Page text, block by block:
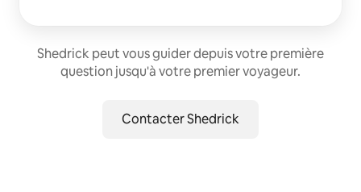
Shedrick peut vous guider depuis votre première
question jusqu'à votre premier voyageur.
Contacter Shedrick